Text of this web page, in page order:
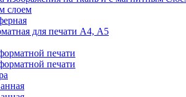
слоем
для печати А4, А5
печати
печати